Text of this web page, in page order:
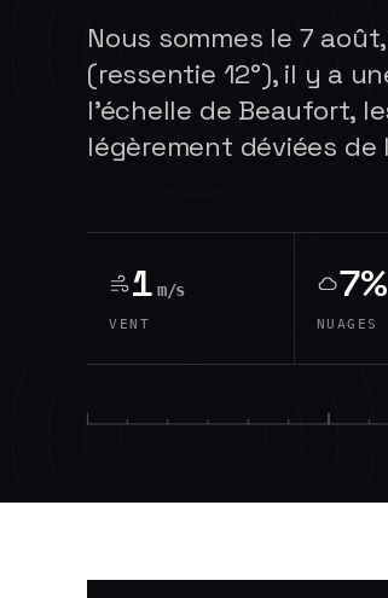
Nous sommes le 7
(ressentie 12°), il y a
l'échelle de Beaufort,
légèrement déviées
1 m/s
VENT
7%
NUAGES